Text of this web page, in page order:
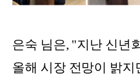
은숙 님은, "지난 신년
올해 시장 전망이 밝지